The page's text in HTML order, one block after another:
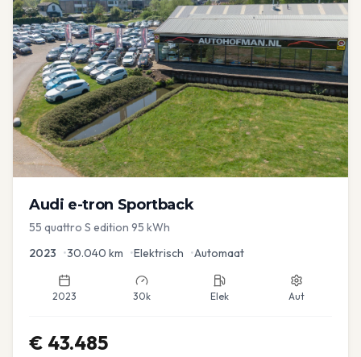
Audi e-tron Sportback
55 quattro S edition 95 kWh
2023 •30.040 km •Elektrisch •Automaat
2023 30k Elek Aut
€ 43.485